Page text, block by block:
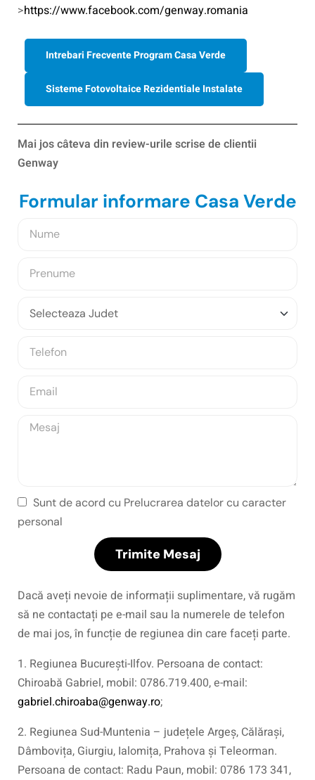
>https://www.facebook.com/genway.romania
Intrebari Frecvente Program Casa Verde
Sisteme Fotovoltaice Rezidentiale Instalate
Mai jos câteva din review-urile scrise de clientii
Genway
Formular informare Casa Verde
Sunt de acord cu Prelucrarea datelor cu caracter
personal
Trimite Mesaj
Dacă aveți nevoie de informații suplimentare, vă rugăm
să ne contactați pe e-mail sau la numerele de telefon
de mai jos, în funcție de regiunea din care faceți parte.
1. Regiunea București-Ilfov. Persoana de contact:
Chiroabă Gabriel, mobil: 0786.719.400, e-mail:
gabriel.chiroaba@genway.ro;
2. Regiunea Sud-Muntenia – județele Argeș, Călărași,
Dâmbovița, Giurgiu, Ialomița, Prahova și Teleorman.
Persoana de contact: Radu Paun, mobil: 0786 173 341,